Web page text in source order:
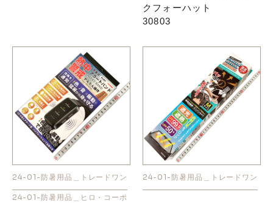
お問い合わせはこちら
クフォーハット
30803
24-01-防暑用品＿トレードワン
24-01-防暑用品＿ヒロ・コーポ
24-01-防暑用品＿トレードワン